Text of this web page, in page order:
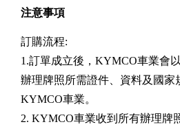
注意事項
訂購流程:
1.訂單成立後，KYMCO車業會
辦理牌照所需證件、資料及國家
KYMCO車業。
2. KYMCO車業收到所有辦理牌